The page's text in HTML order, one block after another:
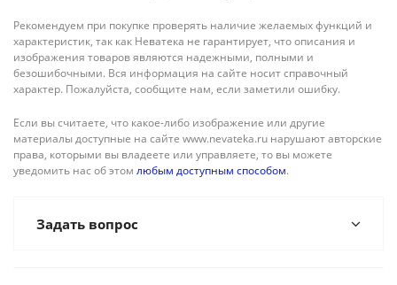
Рекомендуем при покупке проверять наличие желаемых функций и
характеристик, так как Неватека не гарантирует, что описания и
изображения товаров являются надежными, полными и
безошибочными. Вся информация на сайте носит справочный
характер. Пожалуйста, сообщите нам, если заметили ошибку.
Если вы считаете, что какое-либо изображение или другие
материалы доступные на сайте www.nevateka.ru нарушают авторские
права, которыми вы владеете или управляете, то вы можете
уведомить нас об этом любым доступным способом.
Задать вопрос